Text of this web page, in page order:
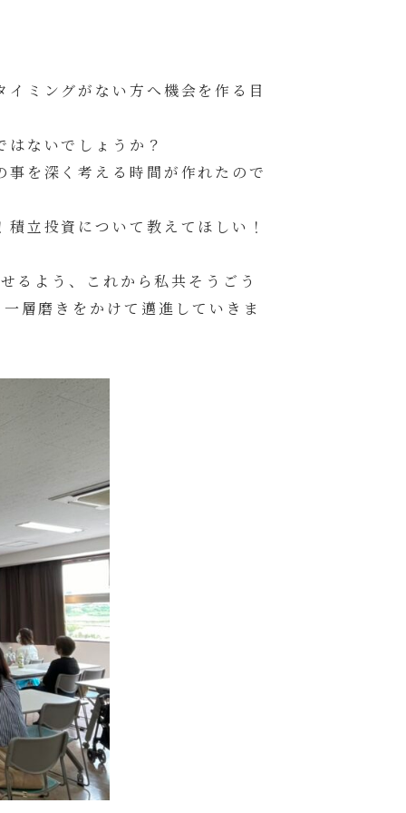
ミングがない方へ機会を作る目
ないでしょうか？
を深く考える時間が作れたので
立投資について教えてほしい！
るよう、これから私共そうごう
層磨きをかけて邁進していきま